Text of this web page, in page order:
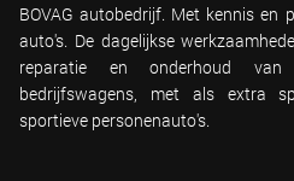
BOVAG autobedrijf. Met kennis en
auto's. De dagelijkse
reparatie en onderhoud van
bedrijfswagens, met als extra
sportieve personenauto's.